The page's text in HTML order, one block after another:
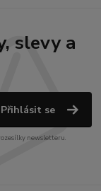
slevy a
Přihlásit se
newsletteru.